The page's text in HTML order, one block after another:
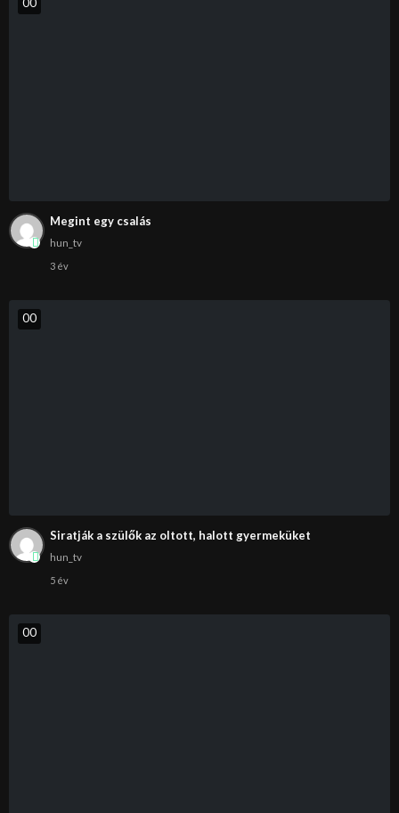
00
Megint egy csalás
hun_tv
3 év
00
Siratják a szülők az oltott, halott gyermeküket
hun_tv
5 év
00